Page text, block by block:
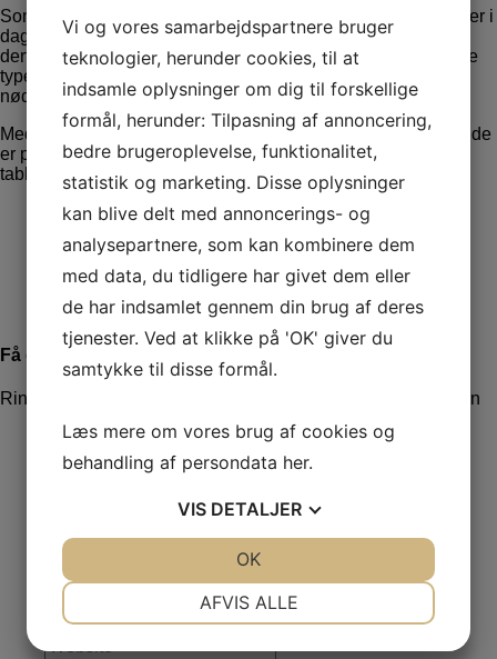
Som du sikkert allerede ved, benytter flere og flere mennesker i
dag mobiltelefoner og tablets til at gå på Nettet med. Det er
derfor helt afgørende, at din hjemmeside fungere godt på alle
typer af enheder. Og det gør en hjemmeside desværre ikke
nødvendigvis som standard.
Med Waimea Business er du altid sikker på, at din hjemmeside
er perfekt optimeret til både desktop computere, notebooks,
tablets og smart phones.
Responsive Web Design (RWD)
Hastighedsoptimering til mobil
Testet for 100% mobilvenlighed
Få et godt tilbud
Ring og få en snak på
eller brug kontaktformularen
Vi og vores samarbejdspartnere bruger
teknologier, herunder cookies, til at
indsamle oplysninger om dig til forskellige
formål, herunder: Tilpasning af annoncering,
bedre brugeroplevelse, funktionalitet,
statistik og marketing. Disse oplysninger
kan blive delt med annoncerings- og
analysepartnere, som kan kombinere dem
med data, du tidligere har givet dem eller
de har indsamlet gennem din brug af deres
tjenester. Ved at klikke på 'OK' giver du
samtykke til disse formål.
Læs mere om vores brug af cookies og
behandling af persondata her.
VIS DETALJER
AFVIS ALLE
OK